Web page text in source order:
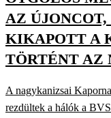
AZ
KIKAPOTT A
TÖRTÉNT AZ
A nagykanizsai
rezdültek a hálók a